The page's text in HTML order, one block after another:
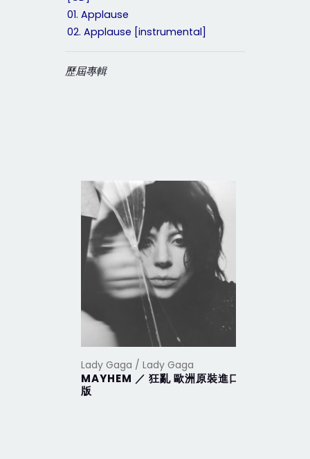
01. Applause
02. Applause [instrumental]
歷屆專輯
Lady Gaga / Lady Gaga
MAYHEM ／ 狂亂 歐洲原裝進口
版